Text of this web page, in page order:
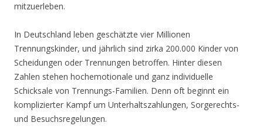
mitzuerleben.
In Deutschland leben geschätzte vier Millionen
Trennungskinder, und jährlich sind zirka 200.000 Kinder von
Scheidungen oder Trennungen betroffen. Hinter diesen
Zahlen stehen hochemotionale und ganz individuelle
Schicksale von Trennungs-Familien. Denn oft beginnt ein
komplizierter Kampf um Unterhaltszahlungen, Sorgerechts-
und Besuchsregelungen.